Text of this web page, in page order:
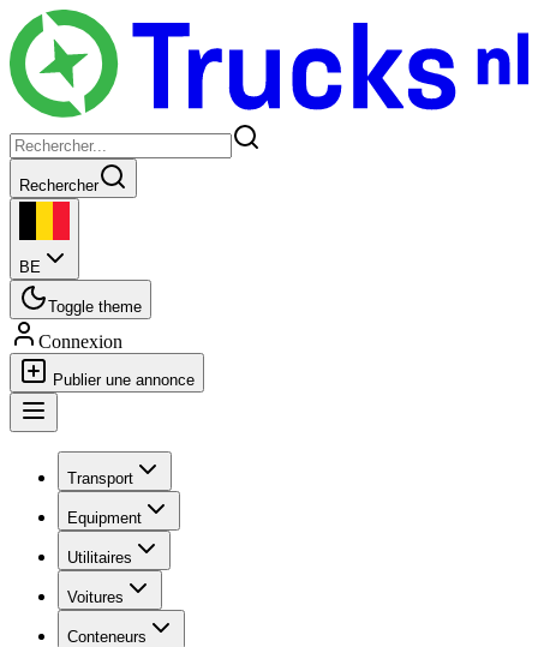
Rechercher
BE
Toggle theme
Connexion
Publier une annonce
Transport
Equipment
Utilitaires
Voitures
Conteneurs